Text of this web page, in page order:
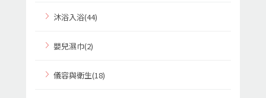
沐浴入浴(44)
嬰兒濕巾(2)
儀容與衛生(18)